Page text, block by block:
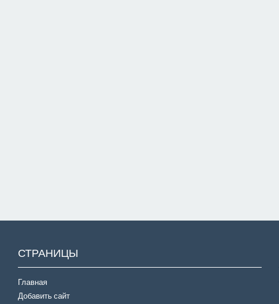
СТРАНИЦЫ
Главная
Добавить сайт